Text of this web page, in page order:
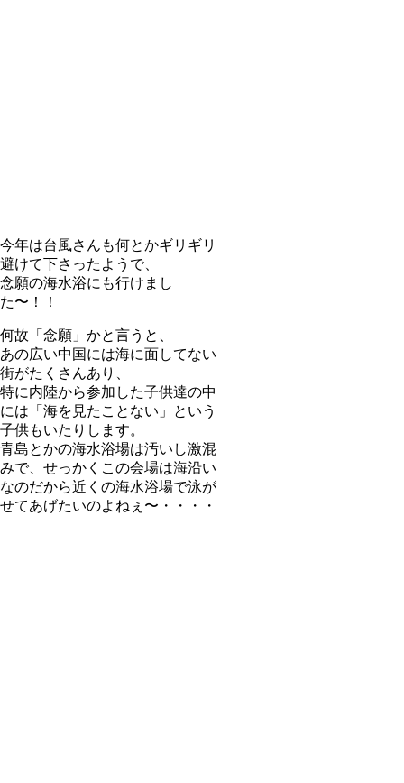
今年は台風さんも何とかギリギリ
避けて下さったようで、
念願の海水浴にも行けまし
た〜！！
何故「念願」かと言うと、
あの広い中国には海に面してない
街がたくさんあり、
特に内陸から参加した子供達の中
には「海を見たことない」という
子供もいたりします。
青島とかの海水浴場は汚いし激混
みで、せっかくこの会場は海沿い
なのだから近くの海水浴場で泳が
せてあげたいのよねぇ〜・・・・